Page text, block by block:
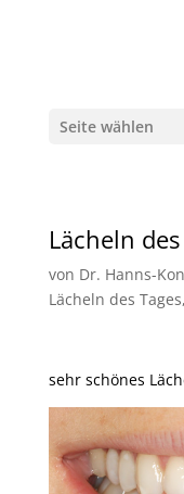
Seite wählen
Lächeln
von Dr. Hanns-
Lächeln des Tages,
sehr schönes